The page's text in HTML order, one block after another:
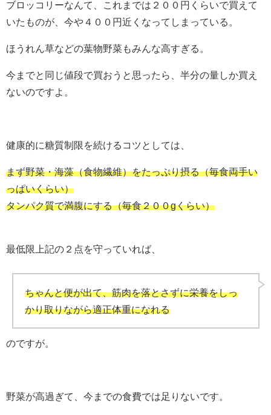
ブロッコリーなんて、これまでは２００円くらいで買えて
いたものが、今や４００円近くなってしまっている。
ほうれん草などの葉物野菜もみんな高すぎる。
今までと同じ値段で買おうと思ったら、半分の量しか買え
ないのですよ。
健康的に糖質制限を続けるコツとしては、
まず野菜・海藻（食物繊維）をたっぷり摂る（毎食両手い
っぱいくらい）
タンパク質で満腹にする（毎食２００gくらい）
最低限上記の２点を守っていれば、
ちゃんと便が出て、筋肉を落とさずに栄養をしっ
かり取りながら適正体重になれる
のですが。
野菜が高過ぎて、今までの食費では足りないです。